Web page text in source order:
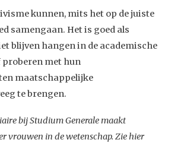
Podcast
Artikelen
Contact
kunnen, mits het op de juiste
samengaan. Het is goed als
blijven hangen in de academische
proberen met hun
maatschappelijke
te brengen.
bij Studium Generale maakt
vrouwen in de wetenschap. Zie hier